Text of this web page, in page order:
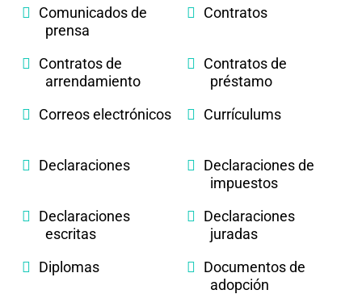
Comunicados de
prensa
Contratos
Contratos de
arrendamiento
Contratos de
préstamo
Correos electrónicos
Currículums
Declaraciones
Declaraciones de
impuestos
Declaraciones
escritas
Declaraciones
juradas
Diplomas
Documentos de
adopción